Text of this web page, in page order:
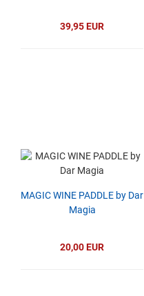
39,95 EUR
MAGIC WINE PADDLE by Dar
Magia
20,00 EUR